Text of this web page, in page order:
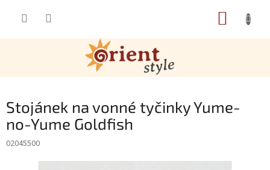
Stojánek na vonné tyčinky Yume-
no-Yume Goldfish
02045500